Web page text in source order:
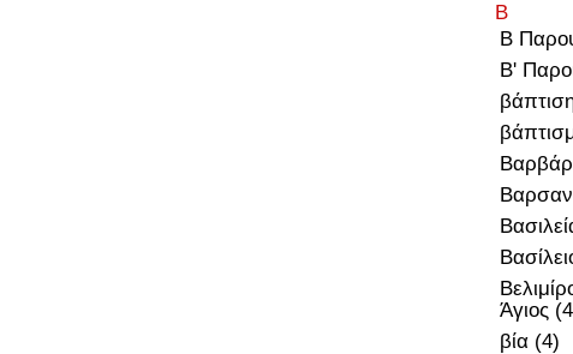
Β
Β
Β'
Άγιος
βία (4)